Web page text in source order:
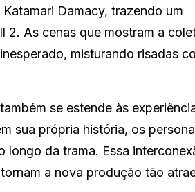
Damacy, trazendo um
2. As cenas que mostram a
misturando risadas
se estende às
sua própria história, os
longo da trama. Essa
a nova produção tão